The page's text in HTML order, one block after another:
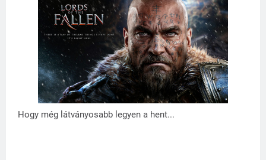
Hogy még látványosabb legyen a hent...